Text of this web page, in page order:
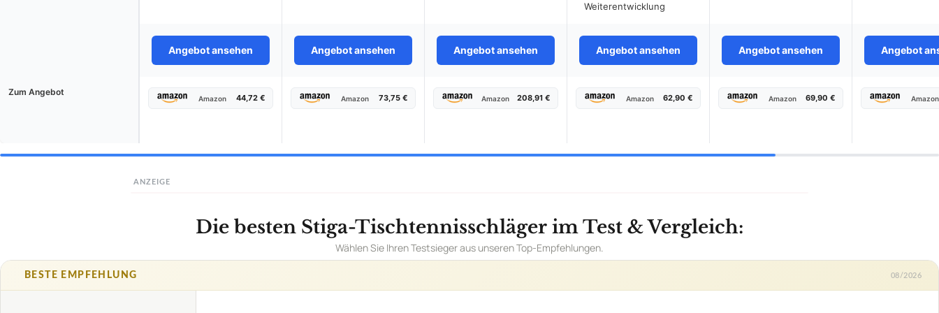
Weiterentwicklung
Angebot ansehen Angebot ansehen Angebot ansehen Angebot ansehen Angebot ansehen Angebot
Zum Angebot
Amazon 44,72 € Amazon 73,75 € Amazon 208,91 € Amazon 62,90 € Amazon 69,90 € Amazon
ANZEIGE
Die besten Stiga-Tischtennisschläger im Test & Vergleich:
Wählen Sie Ihren Testsieger aus unseren Top-Empfehlungen.
BESTE EMPFEHLUNG 08/2026